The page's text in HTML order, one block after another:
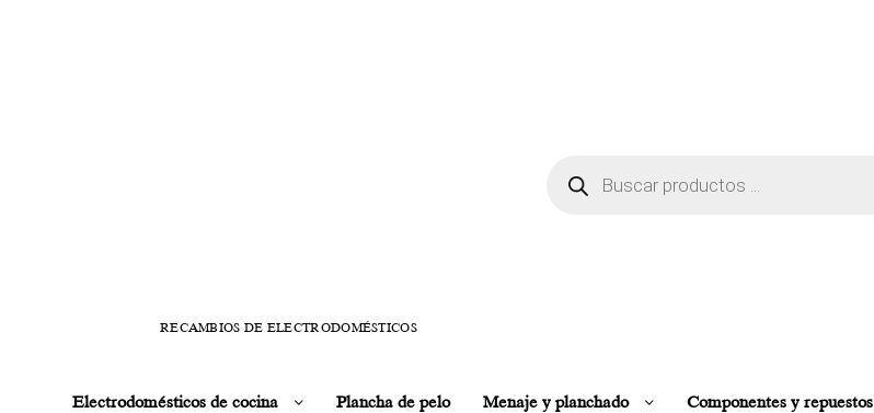
RECAMBIOS DE ELECTRODOMÉSTICOS
Electrodomésticos de cocina Plancha de pelo Menaje y planchado Componentes y repuestos